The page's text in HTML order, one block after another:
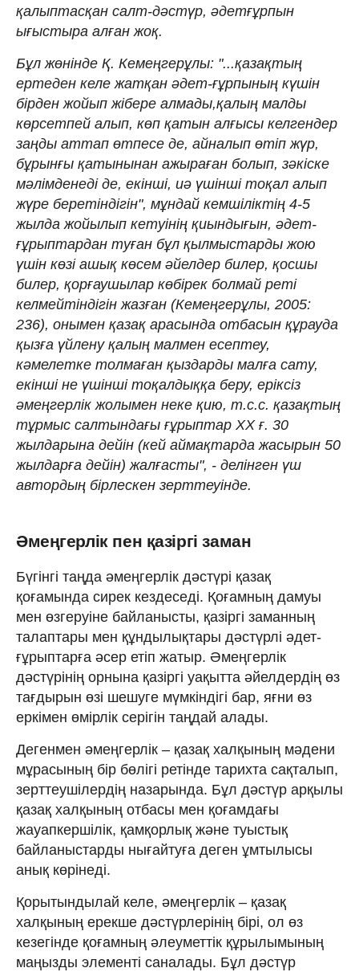
қалыптасқан салт-дәстүр, әдетғұрпын
ығыстыра алған жоқ.
Бұл жөнінде Қ. Кемеңгерұлы: "...қазақтың
ертеден келе жатқан әдет-ғұрпының күшін
бірден жойып жібере алмады,қалың малды
көрсетпей алып, көп қатын алғысы келгендер
заңды аттап өтпесе де, айналып өтіп жүр,
бұрынғы қатынынан ажыраған болып, зәкіске
мәлімденеді де, екінші, иә үшінші тоқал алып
жүре беретіндігін", мұндай кемшіліктің 4-5
жылда жойылып кетуінің қиындығын, әдет-
ғұрыптардан туған бұл қылмыстарды жою
үшін көзі ашық көсем әйелдер билер, қосшы
билер, қорғаушылар көбірек болмай реті
келмейтіндігін жазған (Кемеңгерұлы, 2005:
236), онымен қазақ арасында отбасын құрауда
қызға үйлену қалың малмен есептеу,
кәмелетке толмаған қыздарды малға сату,
екінші не үшінші тоқалдыққа беру, еріксіз
әмеңгерлік жолымен неке қию, т.с.с. қазақтың
тұрмыс салтындағы ғұрыптар ХХ ғ. 30
жылдарына дейін (кей аймақтарда жасырын 50
жылдарға дейін) жалғасты", - делінген үш
автордың бірлескен зерттеуінде.
Әмеңгерлік пен қазіргі заман
Бүгінгі таңда әмеңгерлік дәстүрі қазақ
қоғамында сирек кездеседі. Қоғамның дамуы
мен өзгеруіне байланысты, қазіргі заманның
талаптары мен құндылықтары дәстүрлі әдет-
ғұрыптарға әсер етіп жатыр. Әмеңгерлік
дәстүрінің орнына қазіргі уақытта әйелдердің өз
тағдырын өзі шешуге мүмкіндігі бар, яғни өз
еркімен өмірлік серігін таңдай алады.
Дегенмен әмеңгерлік – қазақ халқының мәдени
мұрасының бір бөлігі ретінде тарихта сақталып,
зерттеушілердің назарында. Бұл дәстүр арқылы
қазақ халқының отбасы мен қоғамдағы
жауапкершілік, қамқорлық және туыстық
байланыстарды нығайтуға деген ұмтылысы
анық көрінеді.
Қорытындылай келе, әмеңгерлік – қазақ
халқының ерекше дәстүрлерінің бірі, ол өз
кезегінде қоғамның әлеуметтік құрылымының
маңызды элементі саналады. Бұл дәстүр